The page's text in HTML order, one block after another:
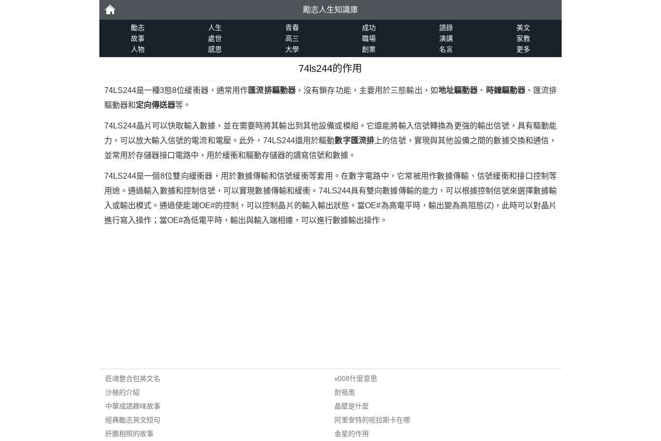
勵
勵志人生知識庫
勵志 人生 青春 成功 語錄
美文
故事
處世 高三 職場 演講
家教
人物
感恩 大學 創業 名言 更多
74ls244的作用
74LS244是一種3態8位緩衝器，通常用作匯流排驅動器，沒有鎖存功能，主要用於三態輸出，如地址驅動器 、 時鐘驅動器 、匯流排
驅動器和定向傳送器等。
74LS244晶片可以快取輸入數據，並在需要時將其輸出到其他設備或模組。它還能將輸入信號轉換為更強的輸出信號，具有驅動能
力，可以放大輸入信號的電流和電壓。此外，74LS244還用於驅動數字匯流排 上的信號，實現與其他設備之間的數據交換和通信，
並常用於存儲器接口電路中，用於緩衝和驅動存儲器的讀寫信號和數據。
74LS244是一個8位雙向緩衝器，用於數據傳輸和信號緩衝等套用。在數字電路中，它常被用作數據傳輸、信號緩衝和接口控制等
用途。通過輸入數據和控制信號，可以實現數據傳輸和緩衝。74LS244具有雙向數據傳輸的能力，可以根據控制信號來選擇數據輸
入或輸出模式。通過使能端OE#的控制，可以控制晶片的輸入輸出狀態。當OE#為高電平時，輸出變為高阻態(Z)，此時可以對晶片
進行寫入操作；當OE#為低電平時，輸出與輸入端相連，可以進行數據輸出操作。
匠魂整合包英文名
沙槌的介紹
中華成語趣味故事
經典勵志英文短句
肝膽相照的故事
x008什麼意思
耐祖奧
晶壁是什麼
阿里安特的呃拉斯卡在哪
金星的作用